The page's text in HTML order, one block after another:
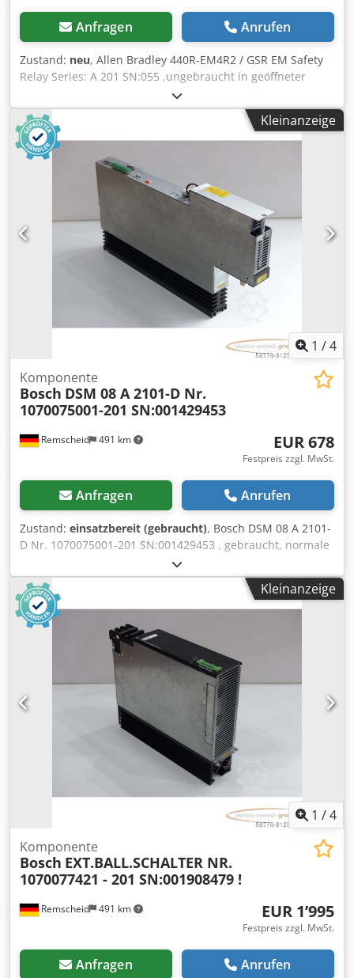
Dynamische Luftverwirbelung Versand / Shipping:
Lieferung oder Selbstabholung nach Absprache Weltweiter
Versand auf Anfrage / Worldwide shipping on request
Versand auf Inseln oder Berg-Stationen nur nach
Absprache Änderungen und Irrtümer vorbehalten. Sie
haben Fragen, wünschen eine Beratung oder möchten sich
etwas vor Ort anschauen ? Sie erreichen uns telefonisch zu
unseren Öffnungszeiten: Montag-Freitag 09:00 - 13:00 und
14:00 - 17:00 Uhr. Der Verkauf erfolgt ausschließlich zu
unseren allgemeinen Geschäftsbedingungen (AGB)
Anfragen Anrufen
Zustand: neu, Allen Bradley 440R-EM4R2 / GSR EM Safety
Relay Series: A 201 SN:055 ,ungebraucht in geöffneter
Originalverpackung, 100% funktionsfähig, Lieferumfang
gem. Fotos Crsdpfx Aepf An Asgmof
Kleinanzeige
1 /4
Remscheid 491 km
Komponente
Bosch DSM 08 A 2101-D Nr.
1070075001-201 SN:001429453
EUR 678
Festpreis zzgl. MwSt.
Anfragen Anrufen
Zustand: einsatzbereit (gebraucht), Bosch DSM 08 A 2101-
D Nr. 1070075001-201 SN:001429453 , gebraucht, normale
Gebrauchsspuren, 100% funktionsfähig, Lieferumfang
gem. Fotos Credpfx Aoi D T Uqogmof
Kleinanzeige
1 /4
Remscheid 491 km
Komponente
Bosch EXT.BALL.SCHALTER NR.
1070077421 - 201 SN:001908479 !
EUR 1’995
Festpreis zzgl. MwSt.
Anfragen Anrufen